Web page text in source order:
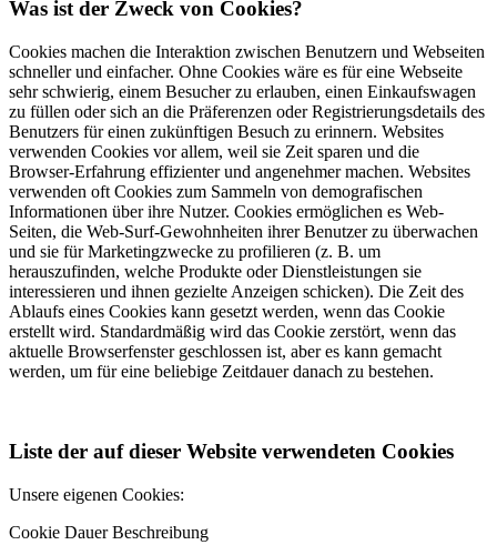
Was ist der Zweck von Cookies?
Cookies machen die Interaktion zwischen Benutzern und Webseiten
schneller und einfacher. Ohne Cookies wäre es für eine Webseite
sehr schwierig, einem Besucher zu erlauben, einen Einkaufswagen
zu füllen oder sich an die Präferenzen oder Registrierungsdetails des
Benutzers für einen zukünftigen Besuch zu erinnern. Websites
verwenden Cookies vor allem, weil sie Zeit sparen und die
Browser-Erfahrung effizienter und angenehmer machen. Websites
verwenden oft Cookies zum Sammeln von demografischen
Informationen über ihre Nutzer. Cookies ermöglichen es Web-
Seiten, die Web-Surf-Gewohnheiten ihrer Benutzer zu überwachen
und sie für Marketingzwecke zu profilieren (z. B. um
herauszufinden, welche Produkte oder Dienstleistungen sie
interessieren und ihnen gezielte Anzeigen schicken). Die Zeit des
Ablaufs eines Cookies kann gesetzt werden, wenn das Cookie
erstellt wird. Standardmäßig wird das Cookie zerstört, wenn das
aktuelle Browserfenster geschlossen ist, aber es kann gemacht
werden, um für eine beliebige Zeitdauer danach zu bestehen.
Liste der auf dieser Website verwendeten Cookies
Unsere eigenen Cookies:
Cookie Dauer Beschreibung